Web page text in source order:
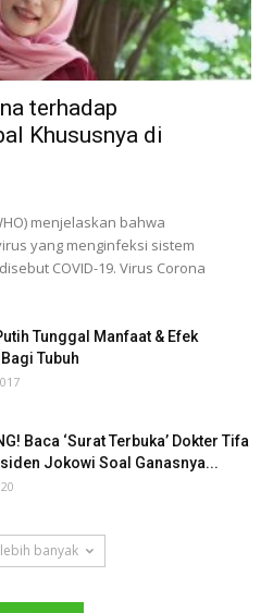
terhadap
Khususnya di
menjelaskan bahwa
yang menginfeksi sistem
COVID-19. Virus Corona
Tunggal Manfaat & Efek
Tubuh
Baca ‘Surat Terbuka’ Dokter Tifa
Jokowi Soal Ganasnya...
banyak